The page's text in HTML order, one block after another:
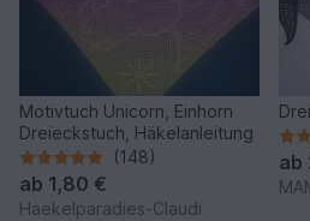
Motivtuch Unicorn, Einhorn
Dreieckstuch, Häkelanleitung
(148)
ab 1,80 €
Haekelparadies-Claudi
ab